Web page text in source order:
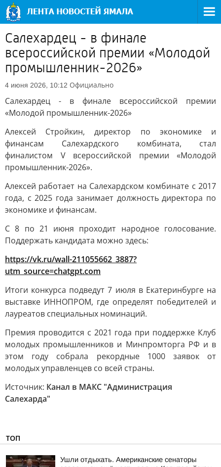
Салехардец - в финале
всероссийской премии «Молодой
промышленник-2026»
4 июня 2026, 10:12 Официально
Салехардец - в финале всероссийской премии
«Молодой промышленник-2026»
Алексей Стройкин, директор по экономике и
финансам Салехардского комбината, стал
финалистом V всероссийской премии «Молодой
промышленник-2026».
Алексей работает на Салехардском комбинате с 2017
года, с 2025 года занимает должность директора по
экономике и финансам.
С 8 по 21 июня проходит народное голосование.
Поддержать кандидата можно здесь:
https://vk.ru/wall-211055662_3887?
utm_source=chatgpt.com
Итоги конкурса подведут 7 июля в Екатеринбурге на
выставке ИННОПРОМ, где определят победителей и
лауреатов специальных номинаций.
Премия проводится с 2021 года при поддержке Клуб
молодых промышленников и Минпромторга РФ и в
этом году собрала рекордные 1000 заявок от
молодых управленцев со всей страны.
Источник: Канал в МАКС "Администрация
Салехарда"
ТОП
Ушли отдыхать. Американские сенаторы